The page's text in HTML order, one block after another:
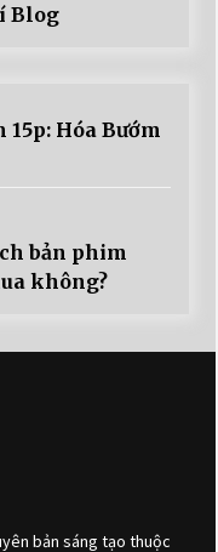
Blog
Hóa Bướm
bản phim
không?
bản sáng tạo thuộc